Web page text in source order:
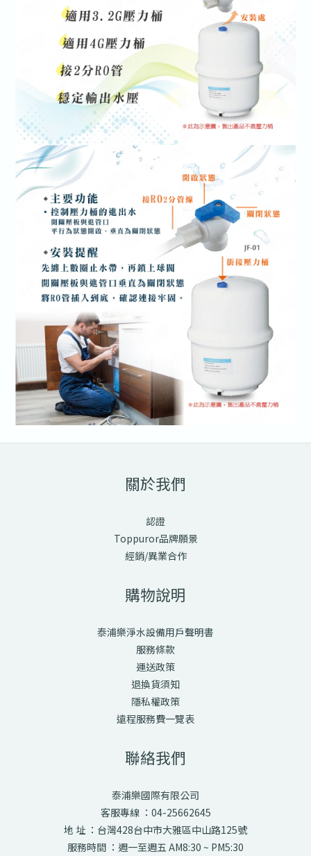
關於我們
認證
Toppuror品牌願景
經銷/異業合作
購物說明
泰浦樂淨水設備用戶聲明書
服務條款
運送政策
退換貨須知
隱私權政策
遠程服務費一覽表
聯絡我們
泰浦樂國際有限公司
客服專線 ：04-25662645
地 址 ：台灣428台中市大雅區中山路125號
服務時間 ：週一至週五 AM8:30 ~ PM5:30